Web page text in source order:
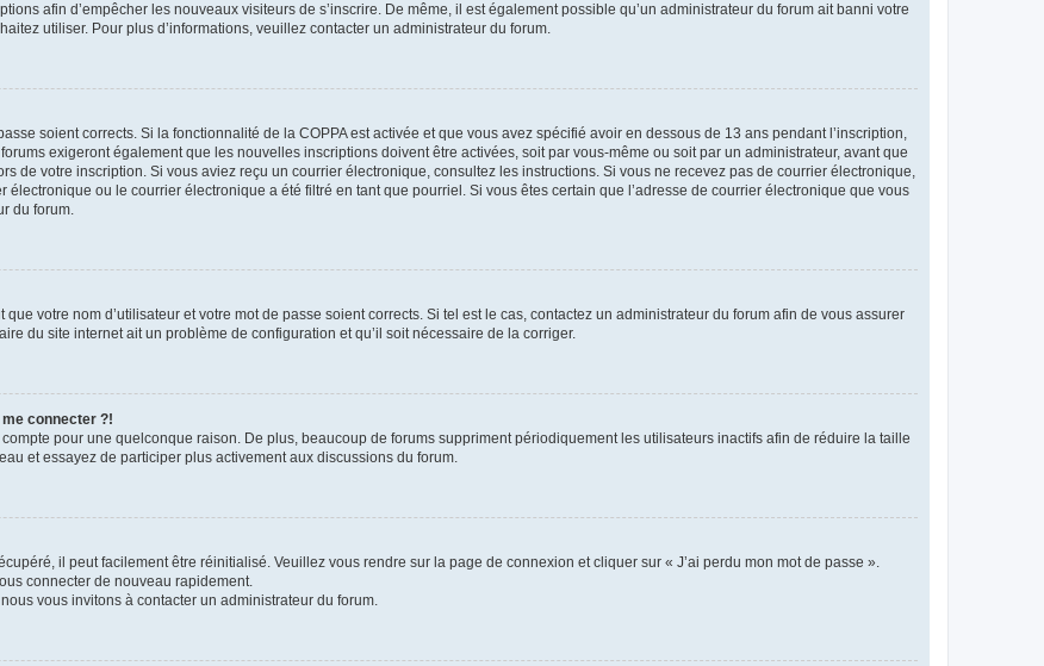
afin d’empêcher les nouveaux visiteurs de s’inscrire. De même, il est également possible qu’un administrateur du forum ait banni votre
utiliser. Pour plus d’informations, veuillez contacter un administrateur du forum.
soient corrects. Si la fonctionnalité de la COPPA est activée et que vous avez spécifié avoir en dessous de 13 ans pendant l’inscription,
exigeront également que les nouvelles inscriptions doivent être activées, soit par vous-même ou soit par un administrateur, avant que
de votre inscription. Si vous aviez reçu un courrier électronique, consultez les instructions. Si vous ne recevez pas de courrier électronique,
ou le courrier électronique a été filtré en tant que pourriel. Si vous êtes certain que l’adresse de courrier électronique que vous
du forum.
votre nom d’utilisateur et votre mot de passe soient corrects. Si tel est le cas, contactez un administrateur du forum afin de vous assurer
du site internet ait un problème de configuration et qu’il soit nécessaire de la corriger.
connecter ?!
pour une quelconque raison. De plus, beaucoup de forums suppriment périodiquement les utilisateurs inactifs afin de réduire la taille
et essayez de participer plus activement aux discussions du forum.
il peut facilement être réinitialisé. Veuillez vous rendre sur la page de connexion et cliquer sur « J’ai perdu mon mot de passe ».
connecter de nouveau rapidement.
vous invitons à contacter un administrateur du forum.